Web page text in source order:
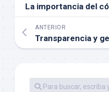
ANTERIOR
Transparencia y